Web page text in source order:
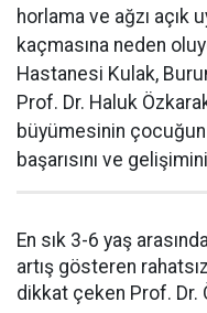
horlama ve ağzı açık
kaçmasına neden
Hastanesi Kulak,
Prof. Dr. Haluk
büyümesinin
başarısını ve
En sık 3-6 yaş
artış gösteren
dikkat çeken Prof. Dr.